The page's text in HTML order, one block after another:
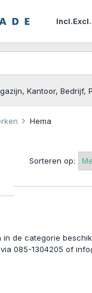
Incl.Excl.
Kantoor, Bedrijf,
Hema
Sorteren op:
in de categorie
085-1304205 of